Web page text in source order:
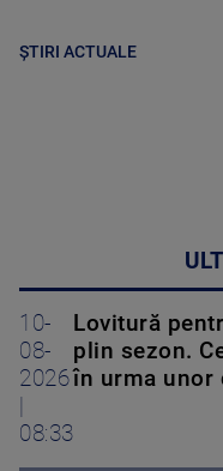
ȘTIRI ACTUALE
10-
08-
2026
|
08:33
Lovitură
plin sezon.
în urma unor